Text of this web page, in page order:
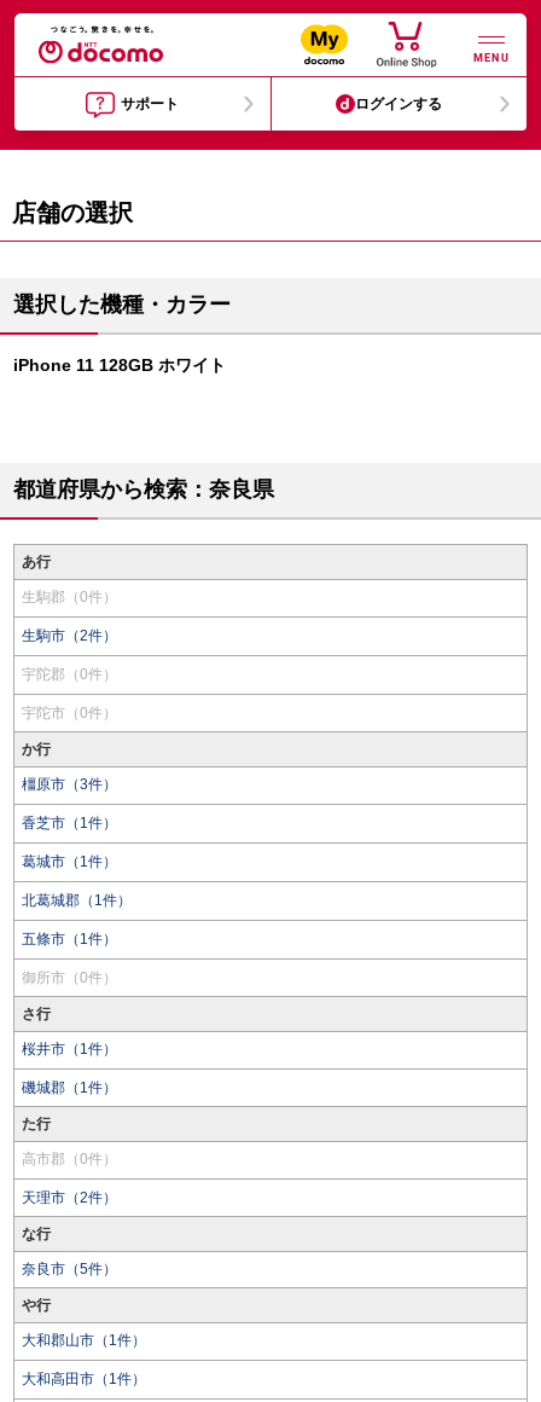
MENU
サポート ログインする
店舗の選択
選択した機種・カラー
iPhone 11 128GB ホワイト
都道府県から検索：奈良県
あ行
生駒郡（0件）
生駒市（2件）
宇陀郡（0件）
宇陀市（0件）
か行
橿原市（3件）
香芝市（1件）
葛城市（1件）
北葛城郡（1件）
五條市（1件）
御所市（0件）
さ行
桜井市（1件）
磯城郡（1件）
た行
高市郡（0件）
天理市（2件）
な行
奈良市（5件）
や行
大和郡山市（1件）
大和高田市（1件）